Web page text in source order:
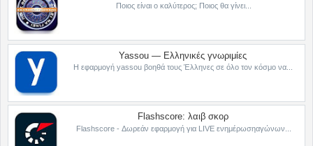
Ποιος είναι ο καλύτερος; Ποιος θα γίνει...
Yassou — Ελληνικές γνωριμίες
Η εφαρμογή yassou βοηθά τους Έλληνες σε όλο τον κόσμο να...
Flashscore: λαιβ σκορ
Flashscore - Δωρεάν εφαρμογή για LIVE ενημέρωσηαγώνων...